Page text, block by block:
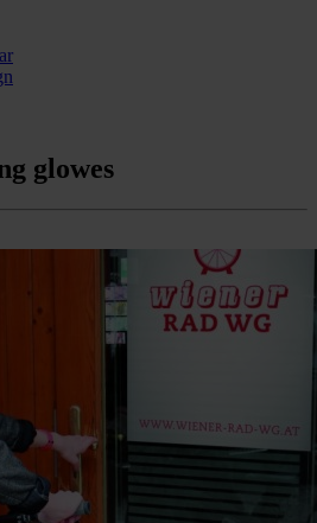
glowes